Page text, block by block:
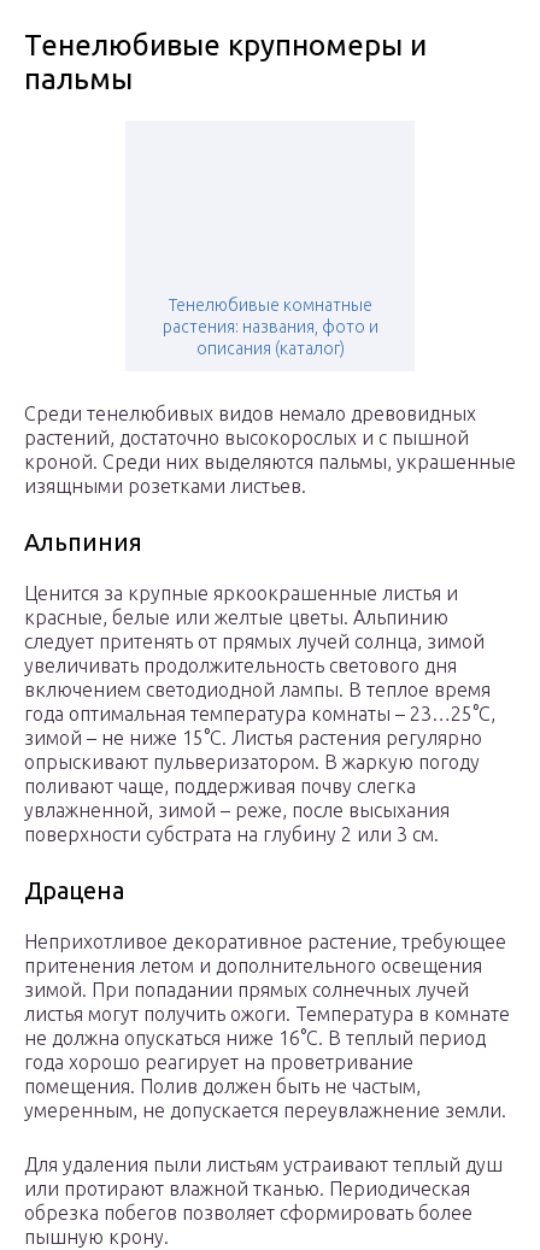
Тенелюбивые крупномеры и
пальмы
Тенелюбивые комнатные
растения: названия, фото и
описания (каталог)
Среди тенелюбивых видов немало древовидных
растений, достаточно высокорослых и с пышной
кроной. Среди них выделяются пальмы, украшенные
изящными розетками листьев.
Альпиния
Ценится за крупные яркоокрашенные листья и
красные, белые или желтые цветы. Альпинию
следует притенять от прямых лучей солнца, зимой
увеличивать продолжительность светового дня
включением светодиодной лампы. В теплое время
года оптимальная температура комнаты – 23…25°С,
зимой – не ниже 15°С. Листья растения регулярно
опрыскивают пульверизатором. В жаркую погоду
поливают чаще, поддерживая почву слегка
увлажненной, зимой – реже, после высыхания
поверхности субстрата на глубину 2 или 3 см.
Драцена
Неприхотливое декоративное растение, требующее
притенения летом и дополнительного освещения
зимой. При попадании прямых солнечных лучей
листья могут получить ожоги. Температура в комнате
не должна опускаться ниже 16°С. В теплый период
года хорошо реагирует на проветривание
помещения. Полив должен быть не частым,
умеренным, не допускается переувлажнение земли.
Для удаления пыли листьям устраивают теплый душ
или протирают влажной тканью. Периодическая
обрезка побегов позволяет сформировать более
пышную крону.